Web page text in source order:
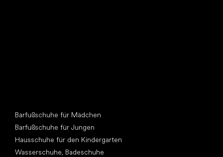
Barfußschuhe für Mädchen
Barfußschuhe für Jungen
Hausschuhe für den Kindergarten
Wasserschuhe, Badeschuhe